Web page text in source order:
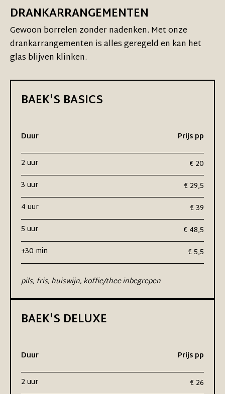
DRANKARRANGEMENTEN
Gewoon borrelen zonder nadenken. Met onze
drankarrangementen is alles geregeld en kan het
glas blijven klinken.
BAEK'S BASICS
Duur Prijs pp
2 uur
€ 20
3 uur
€ 29,5
4 uur
€ 39
5 uur
€ 48,5
+30 min
€ 5,5
pils, fris, huiswijn, koffie/thee inbegrepen
BAEK'S DELUXE
Duur Prijs pp
2 uur
€ 26